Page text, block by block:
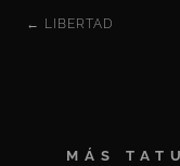
← LIBERTAD
MÁS